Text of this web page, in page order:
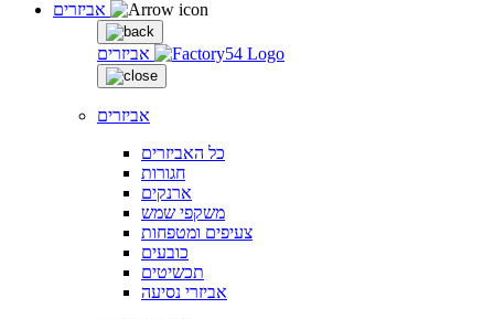
אביזרים
אביזרים
כל האביזרים
חגורות
ארנקים
משקפי שמש
צעיפים ומטפחות
כובעים
תכשיטים
אביזרי נסיעה